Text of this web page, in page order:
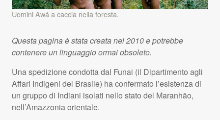
Uomini Awá a caccia nella foresta.
Questa pagina è stata creata nel 2010 e potrebbe
contenere un linguaggio ormai obsoleto.
Una spedizione condotta dal Funai (il Dipartimento agli
Affari Indigeni del Brasile) ha confermato l’esistenza di
un gruppo di Indiani isolati nello stato del Maranhão,
nell’Amazzonia orientale.